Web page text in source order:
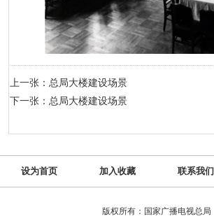
上一张：总局大楼建设场景
下一张：总局大楼建设场景
设为首页 加入收藏 联系我们
版权所有：国家广播电视总局